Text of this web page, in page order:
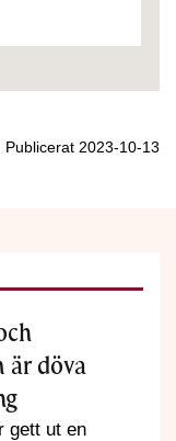
Publicerat 2023-10-13
är döva
gett ut en